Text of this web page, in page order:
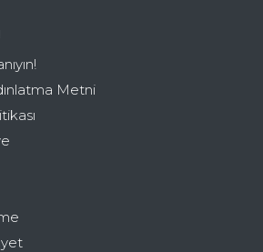
Metni